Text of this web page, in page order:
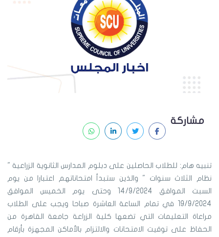
مشاركة
تنبيه هام: للطلاب الحاصلين على دبلوم المدارس الثانوية الزراعية "
نظام الثلاث سنوات " والذين ستبدأ امتحاناتهم اعتبارا من يوم
السبت الموافق 14/9/2024 وحتى يوم الخميس الموافق
19/9/2024 في تمام الساعة العاشرة صباحا ويجب على الطلاب
مراعاة التعليمات التي تضعها كلية الزراعة جامعة القاهرة من
الحفاظ على توقيت الامتحانات والالتزام بالأماكن المجهزة بأرقام